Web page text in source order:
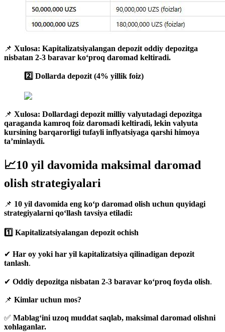
📌 Xulosa: Kapitalizatsiyalangan depozit oddiy depozitga
nisbatan 2-3 baravar ko‘proq daromad keltiradi.
2️⃣ Dollarda depozit (4% yillik foiz)
📌 Xulosa: Dollardagi depozit milliy valyutadagi depozitga
qaraganda kamroq foiz daromadi keltiradi, lekin valyuta
kursining barqarorligi tufayli inflyatsiyaga qarshi himoya
ta’minlaydi.
📈10 yil davomida maksimal daromad
olish strategiyalari
📌 10 yil davomida eng ko‘p daromad olish uchun quyidagi
strategiyalarni qo‘llash tavsiya etiladi:
1️⃣ Kapitalizatsiyalangan depozit ochish
✔ Har oy yoki har yil kapitalizatsiya qilinadigan depozit
tanlash.
✔ Oddiy depozitga nisbatan 2-3 baravar ko‘proq foyda olish.
📌 Kimlar uchun mos?
✅ Mablag‘ini uzoq muddat saqlab, maksimal daromad olishni
xohlaganlar.